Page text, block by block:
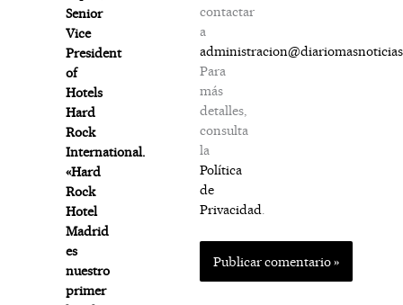
Senior
Vice
President
of
Hotels
Hard
Rock
International.
«Hard
Rock
Hotel
Madrid
es
nuestro
primer
contactar
a
Para
más
detalles,
consulta
la
Política
de
Privacidad